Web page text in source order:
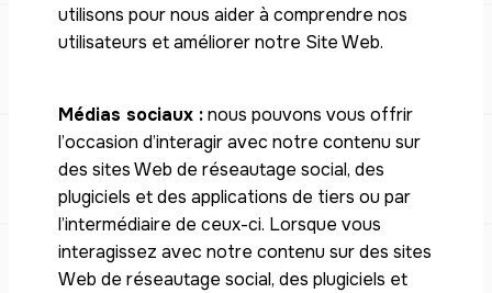
utilisons pour nous aider à comprendre nos
utilisateurs et améliorer notre Site Web.
Médias sociaux :nous pouvons vous offrir
l’occasion d’interagir avec notre contenu sur
des sites Web de réseautage social, des
plugiciels et des applications de tiers ou par
l’intermédiaire de ceux-ci. Lorsque vous
interagissez avec notre contenu sur des sites
Web de réseautage social, des plugiciels et